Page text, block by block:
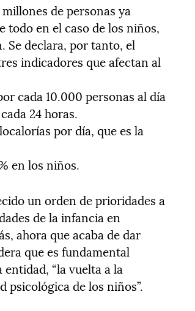
de personas ya
en el caso de los niños,
Se declara, por tanto, el
indicadores que afectan al
cada 10.000 personas al día
24 horas.
por día, que es la
en los niños.
un orden de prioridades a
de la infancia en
ahora que acaba de dar
que es fundamental
“la vuelta a la
psicológica de los niños”.